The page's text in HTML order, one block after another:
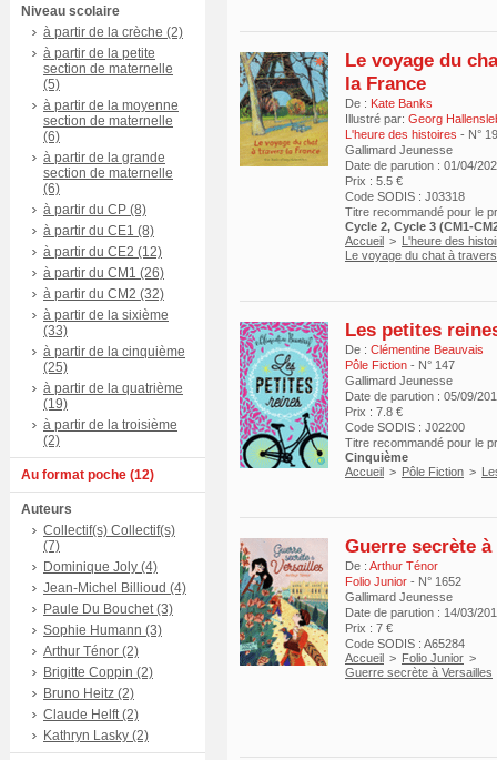
Niveau scolaire
à partir de la crèche (2)
à partir de la petite
section de maternelle
(5)
à partir de la moyenne
section de maternelle
(6)
à partir de la grande
section de maternelle
(6)
à partir du CP (8)
à partir du CE1 (8)
à partir du CE2 (12)
à partir du CM1 (26)
à partir du CM2 (32)
à partir de la sixième
(33)
à partir de la cinquième
(25)
à partir de la quatrième
(19)
à partir de la troisième
(2)
Au format poche (12)
Auteurs
Collectif(s) Collectif(s)
(7)
Dominique Joly (4)
Jean-Michel Billioud (4)
Paule Du Bouchet (3)
Sophie Humann (3)
Arthur Ténor (2)
Brigitte Coppin (2)
Bruno Heitz (2)
Claude Helft (2)
Kathryn Lasky (2)
Le voyage du
la France
De : Kate Banks
Illustré par: Georg
L'heure des histoires - N° 19
Gallimard Jeunesse
Date de parution : 01/04/
Prix : 5.5 €
Code SODIS : J03318
Titre recommandé pour le
Cycle 2, Cycle 3 (CM1-
Accueil > L'heure des
Le voyage du chat à
Les petites
De : Clémentine Beauvais
Pôle Fiction - N° 147
Gallimard Jeunesse
Date de parution : 05/09/
Prix : 7.8 €
Code SODIS : J02200
Titre recommandé pour le
Cinquième
Accueil > Pôle Fiction >
Guerre secrète
De : Arthur Ténor
Folio Junior - N° 1652
Gallimard Jeunesse
Date de parution : 14/03/
Prix : 7 €
Code SODIS : A65284
Accueil > Folio Junior >
Guerre secrète à Versailles